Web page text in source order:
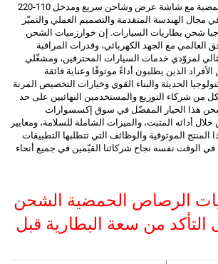
للبطاريات الرصاصية الحمضية مع شاشة عرض وشاحن سريع ومدخل 110-220
مجال الهندسة المتقدمة والتصميم العملي والتميّز
شحن بطاريات السيارات. إن خوارزميات الشحن
العالمي مع الجهد الكهربائي، وقدرات المراقبة
لمزوّدي خدمات السيارات المحترفين، ومشغّلي
الذين يطلبون أداءً موثوقًا وعناية فائقة
الحديثة والبناء القوي وخيارات التخصيص المرنة
من شركاء التوزيع والمستخدمين النهائيين على حد
هذا الخيار المفضّل في سوق إكسسوارات
أدائه المثبت، والميزات الشاملة للسلامة، ومعايير
المنتج الموثوقية والوظائف التي تتطلبها التطبيقات
في الوقت نفسه نجاح شركائنا القيّمين في جميع أنحاء
الرصاص الحمضية الشحن
التأكد من سعة البطارية قبل